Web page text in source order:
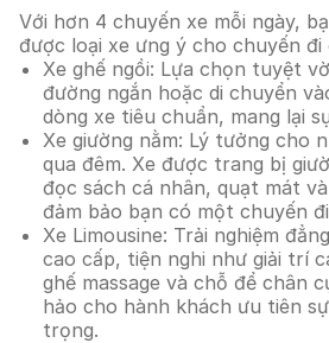
Với hơn 4 chuyến xe mỗi ngày,
được loại xe ưng ý cho chuyến đi
Xe ghế ngồi: Lựa chọn tuyệt
đường ngắn hoặc di chuyển
dòng xe tiêu chuẩn, mang lại
Xe giường nằm: Lý tưởng cho
qua đêm. Xe được trang bị
đọc sách cá nhân, quạt mát
đảm bảo bạn có một chuyến
Xe Limousine: Trải nghiệm
cao cấp, tiện nghi như giải trí
ghế massage và chỗ để chân
hảo cho hành khách ưu tiên
trọng.